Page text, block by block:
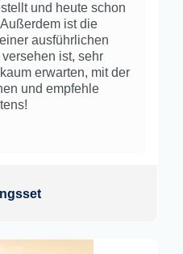
und heute schon
ist die
ausführlichen
ist, sehr
erwarten, mit der
und empfehle